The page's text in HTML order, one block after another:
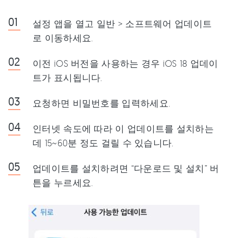
설정 앱을 열고 일반 > 소프트웨어 업데이트
로 이동하세요.
이전 iOS 버전을 사용하는 경우 iOS 18 업데이
트가 표시됩니다.
요청하면 비밀번호를 입력하세요.
인터넷 속도에 따라 이 업데이트를 설치하는
데 15~60분 정도 걸릴 수 있습니다.
업데이트를 설치하려면 “다운로드 및 설치” 버
튼을 누르세요.